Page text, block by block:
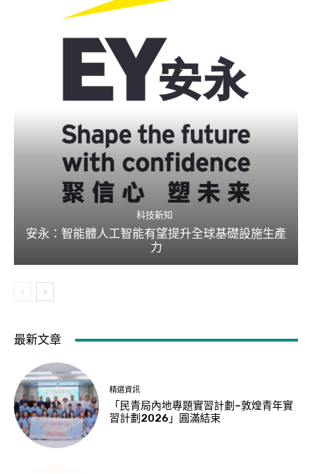
科技新知
安永：智能體人工智能有望提升全球基礎設施生產
力
最新文章
精選資訊
「民青局內地專題實習計劃–敦煌青年實
習計劃2026」圓滿結束